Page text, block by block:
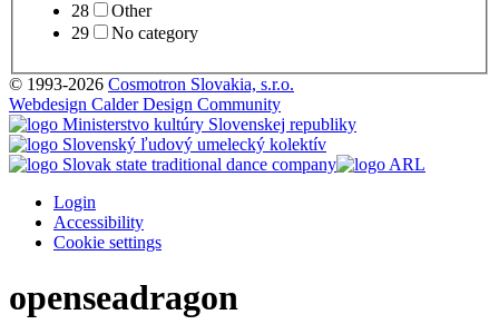
28
Other
29
No category
© 1993-2026 Cosmotron Slovakia, s.r.o.
Webdesign Calder Design Community
Login
Accessibility
Cookie settings
openseadragon